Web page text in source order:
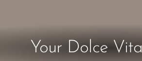
Your Dolce Vita